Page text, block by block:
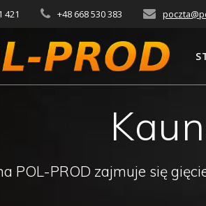
421 +48 668 530 383
POL-PROD zajmuje się